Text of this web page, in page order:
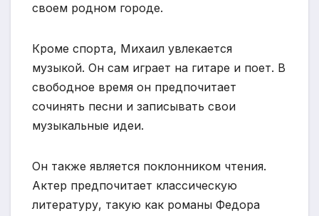
своем родном городе.
Кроме спорта, Михаил увлекается
музыкой. Он сам играет на гитаре и поет. В
свободное время он предпочитает
сочинять песни и записывать свои
музыкальные идеи.
Он также является поклонником чтения.
Актер предпочитает классическую
литературу, такую как романы Федора